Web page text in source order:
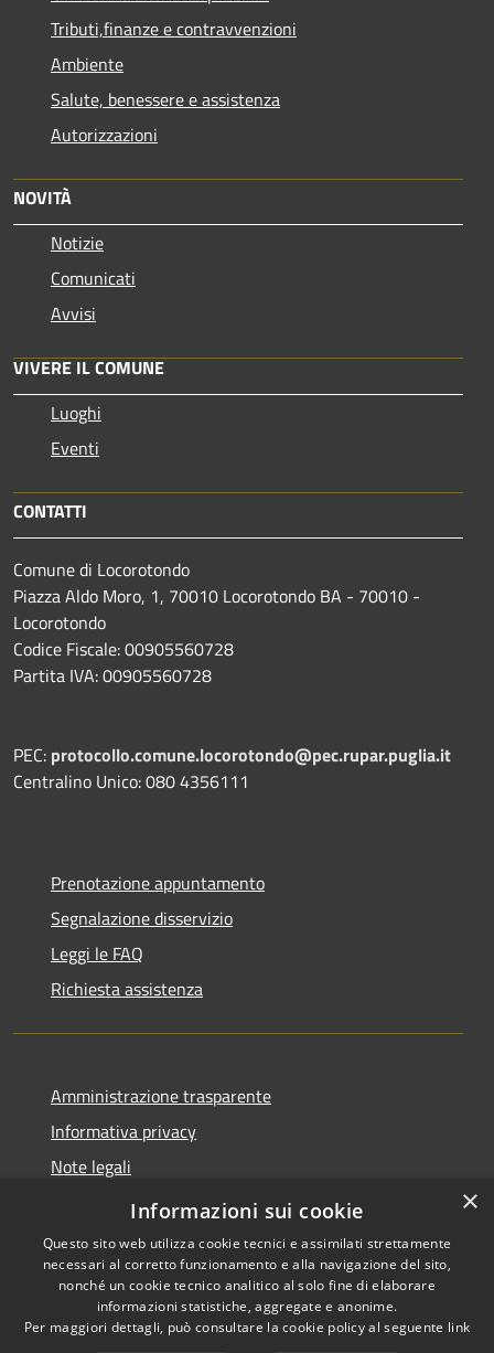
Tributi,finanze e contravvenzioni
Ambiente
Salute, benessere e assistenza
Autorizzazioni
NOVITÀ
Notizie
Comunicati
Avvisi
VIVERE IL COMUNE
Luoghi
Eventi
CONTATTI
Comune di Locorotondo
Piazza Aldo Moro, 1, 70010 Locorotondo BA - 70010 -
Locorotondo
Codice Fiscale: 00905560728
Partita IVA: 00905560728
PEC: protocollo.comune.locorotondo@pec.rupar.puglia.it
Centralino Unico: 080 4356111
Prenotazione appuntamento
Segnalazione disservizio
Leggi le FAQ
Richiesta assistenza
Amministrazione trasparente
Informativa privacy
Note legali
Dichiarazione di accessibilità
Accessibilità
Copyright © 2026 • Comune di
Locorotondo • Powered by
×
Informazioni sui cookie
Questo sito web utilizza cookie tecnici e assimilati strettamente
necessari al corretto funzionamento e alla navigazione del sito,
nonché un cookie tecnico analitico al solo fine di elaborare
informazioni statistiche, aggregate e anonime.
Per maggiori dettagli, può consultare la cookie policy al seguente link